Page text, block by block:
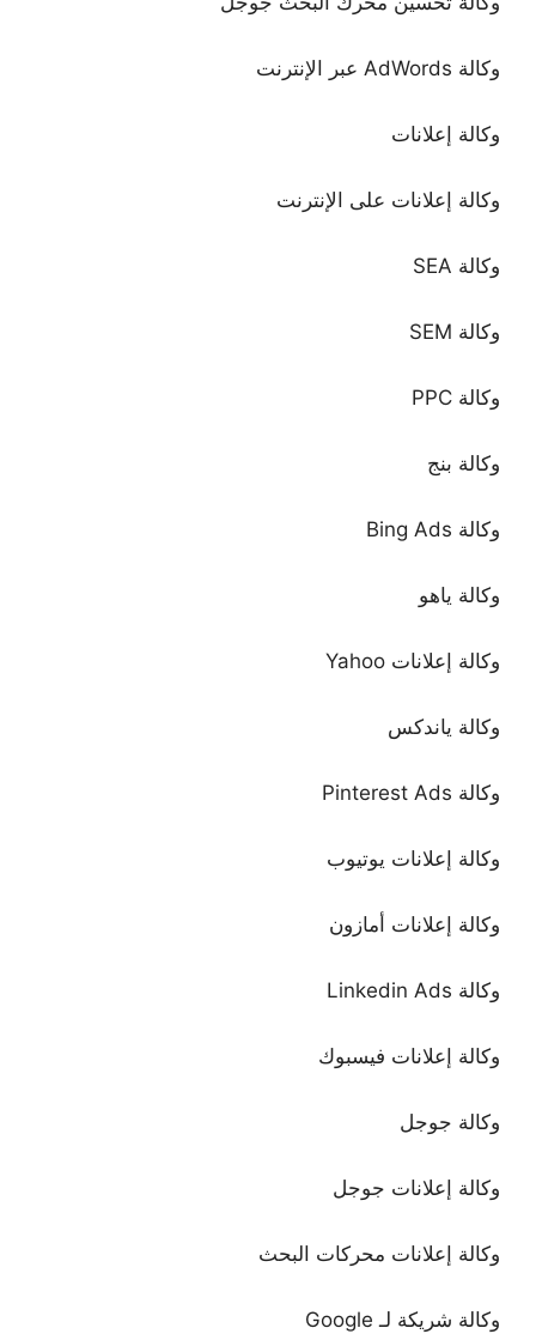
وكالة AdWords عبر الإنترنت
وكالة إعلانات
وكالة إعلانات على الإنترنت
وكالة SEA
وكالة SEM
وكالة PPC
وكالة بنج
وكالة Bing Ads
وكالة ياهو
وكالة إعلانات Yahoo
وكالة ياندكس
وكالة Pinterest Ads
وكالة إعلانات يوتيوب
وكالة إعلانات أمازون
وكالة Linkedin Ads
وكالة إعلانات فيسبوك
وكالة جوجل
وكالة إعلانات جوجل
وكالة إعلانات محركات البحث
وكالة شريكة لـ Google